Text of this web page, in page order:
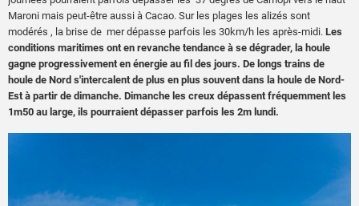
Maroni mais peut-être aussi à Cacao. Sur les plages les alizés sont
modérés , la brise de mer dépasse parfois les 30km/h les après-midi. Les
conditions maritimes ont en revanche tendance à se dégrader, la houle
gagne progressivement en énergie au fil des jours. De longs trains de
houle de Nord s'intercalent de plus en plus souvent dans la houle de Nord-
Est à partir de dimanche. Dimanche les creux dépassent fréquemment les
1m50 au large, ils pourraient dépasser parfois les 2m lundi.